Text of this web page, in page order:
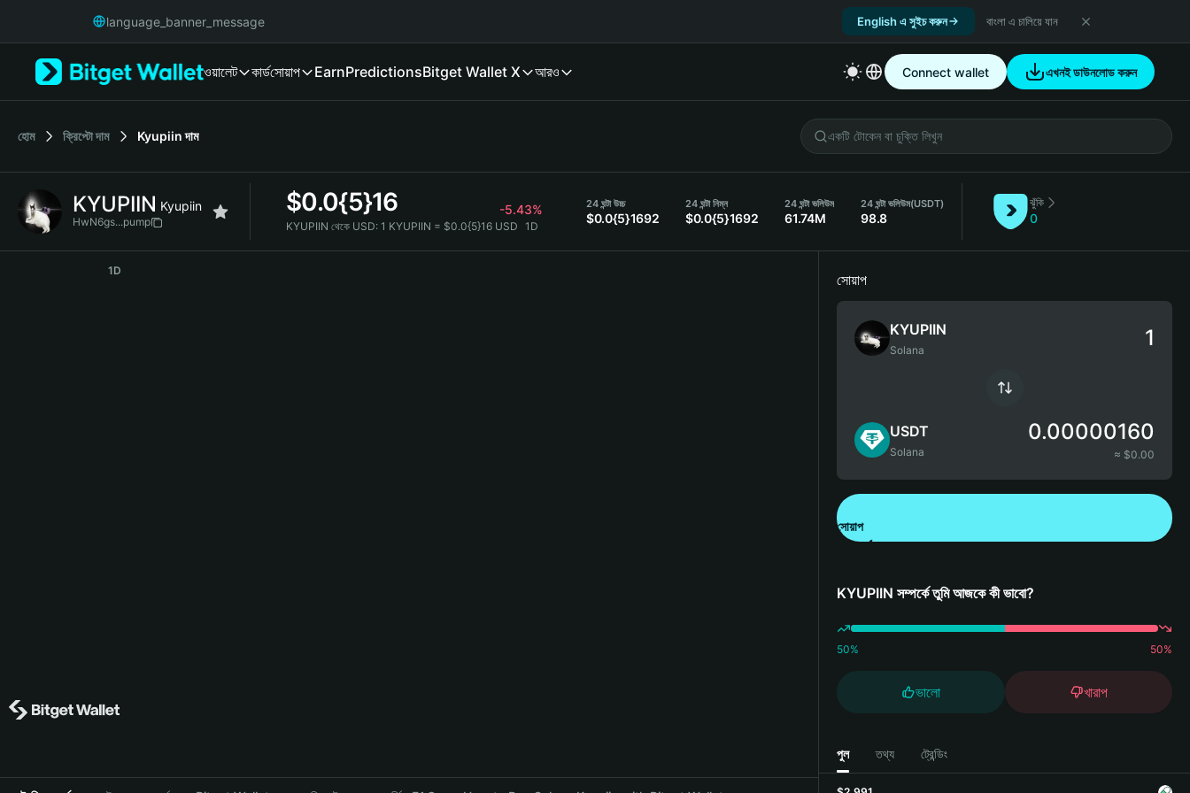
Русский
Italiano
简体中文
繁體中文
Bahasa Indonesia
language_banner_message English এ সুইচ করুন বাংলা এ চালিয়ে যান
ওয়ালেট কার্ডসোয়াপ EarnPredictionsBitget Wallet X আরও Connect wallet এখনই ডাউনলোড করুন
হোম ক্রিপ্টো দাম Kyupiin দাম
KYUPIIN Kyupiin
HwN6gs...pump
$0.0{5}16 -5.43%
KYUPIIN থেকে USD: 1 KYUPIIN = $0.0{5}16 USD 1D
24 ঘন্টা উচ্চ
$0.0{5}1692
24 ঘন্টা নিম্ন
$0.0{5}1692
24 ঘন্টা ভলিউম
61.74M
24 ঘন্টা ভলিউম(USDT)
98.8
ঝুঁকি
0
1D
সোয়াপ
KYUPIIN
Solana
USDT
Solana
0.00000160
≈ $0.00
সোয়াপ
KYUPIIN সম্পর্কে তুমি আজকে কী ভাবো?
50% 50%
ভালো খারাপ
পুল তথ্য ট্রেন্ডিং